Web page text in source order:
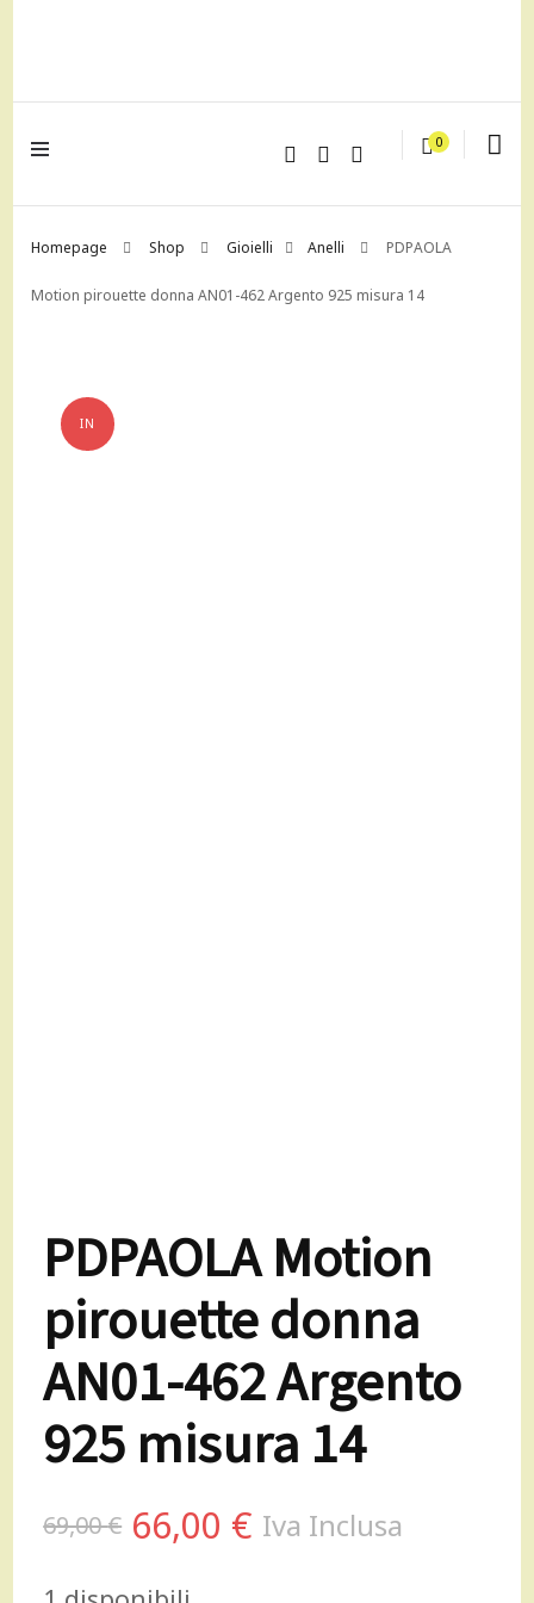
0
Homepage Shop Gioielli Anelli PDPAOLA
Motion pirouette donna AN01-462 Argento 925 misura 14
IN
PDPAOLA Motion
pirouette donna
AN01-462 Argento
925 misura 14
69,00€ Il
66,00 € Il
Iva Inclusa